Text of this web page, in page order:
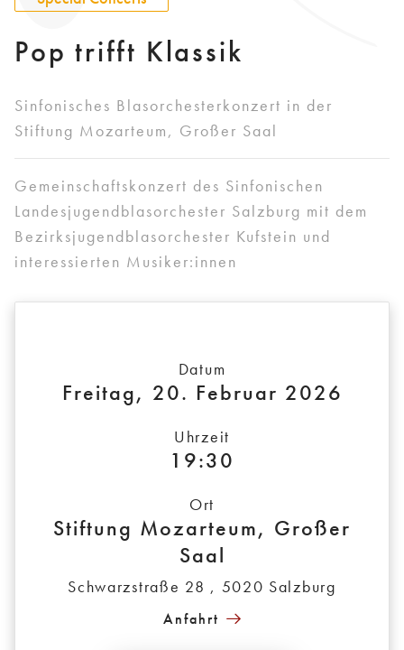
Pop trifft Klassik
Sinfonisches Blasorchesterkonzert in der
Stiftung Mozarteum, Großer Saal
Gemeinschaftskonzert des Sinfonischen
Landesjugendblasorchester Salzburg mit dem
Bezirksjugendblasorchester Kufstein und
interessierten Musiker:innen
Datum
Freitag, 20. Februar 2026
Uhrzeit
19:30
Ort
Stiftung Mozarteum, Großer
Saal
Schwarzstraße 28 , 5020 Salzburg
Anfahrt